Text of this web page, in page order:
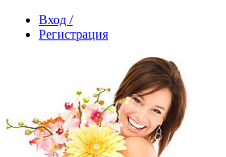
Вход /
Регистрация